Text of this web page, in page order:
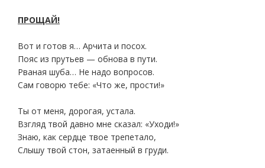
ПРОЩАЙ!
Вот и готов я… Арчита и посох.
Пояс из прутьев — обнова в пути.
Рваная шуба… Не надо вопросов.
Сам говорю тебе: «Что же, прости!»
Ты от меня, дорогая, устала.
Взгляд твой давно мне сказал: «Уходи!»
Знаю, как сердце твое трепетало,
Слышу твой стон, затаенный в груди.